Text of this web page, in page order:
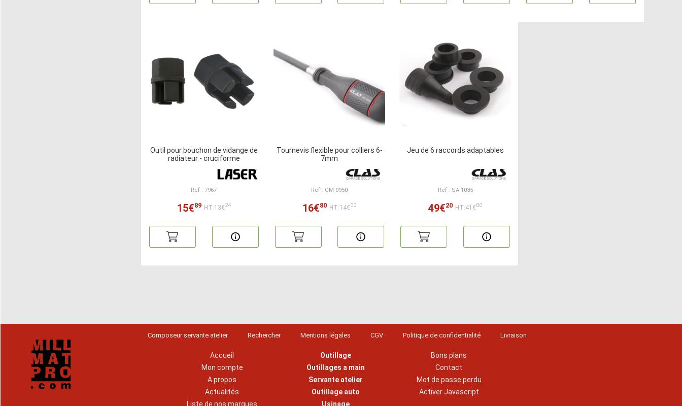
Outil pour bouchon de vidange de
radiateur - cruciforme
Ref : 7967
15€89 HT:13€24
Tournevis flexible pour colliers 6-
7mm
Ref : OM 0950
16€80 HT:14€00
Jeu de 6 raccords adaptables
Ref : SA 1035
49€20 HT:41€00
Composeur servante atelier Rechercher Mentions légales CGV Politique de confidentialité Livraison
Accueil
Mon compte
A propos
Actualités
Liste de nos marques
Outillage
Outillages a main
Servante atelier
Outillage auto
Usinage
Bons plans
Contact
Mot de passe perdu
Activer Javascript